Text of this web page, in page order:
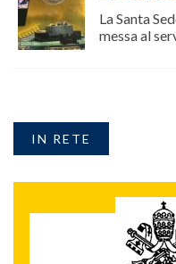
La Santa
messa al
IN RETE